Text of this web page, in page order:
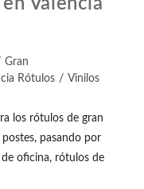
Valencia
Gran
Rótulos / Vinilos
los rótulos de gran
pasando por
oficina, rótulos de